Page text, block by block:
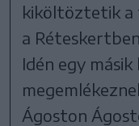
kiköltöztetik a
a
Idén egy
Ágoston